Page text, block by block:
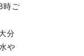
時ご
分
や